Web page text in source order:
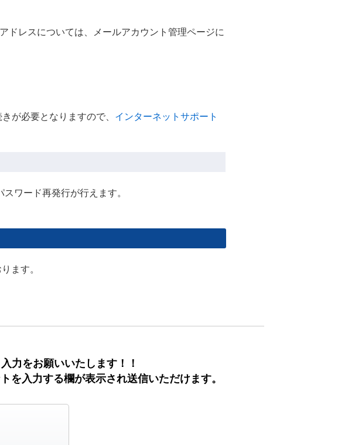
ドレスについては、メールアカウント管理ページに
が必要となりますので、 インターネットサポート
ワード再発行が行えます。
ます。
力をお願いいたします！！
を入力する欄が表示され送信いただけます。